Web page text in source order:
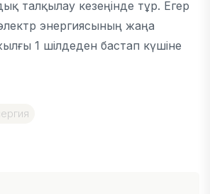
талқылау кезеңінде тұр. Егер
энергиясының жаңа
1 шілдеден бастап күшіне